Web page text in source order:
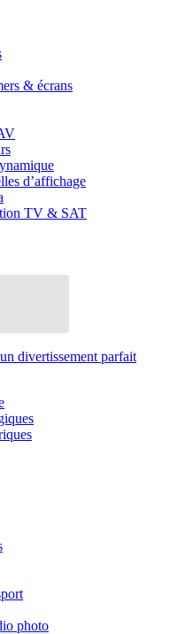
& écrans
d’affichage
TV & SAT
divertissement parfait
photo